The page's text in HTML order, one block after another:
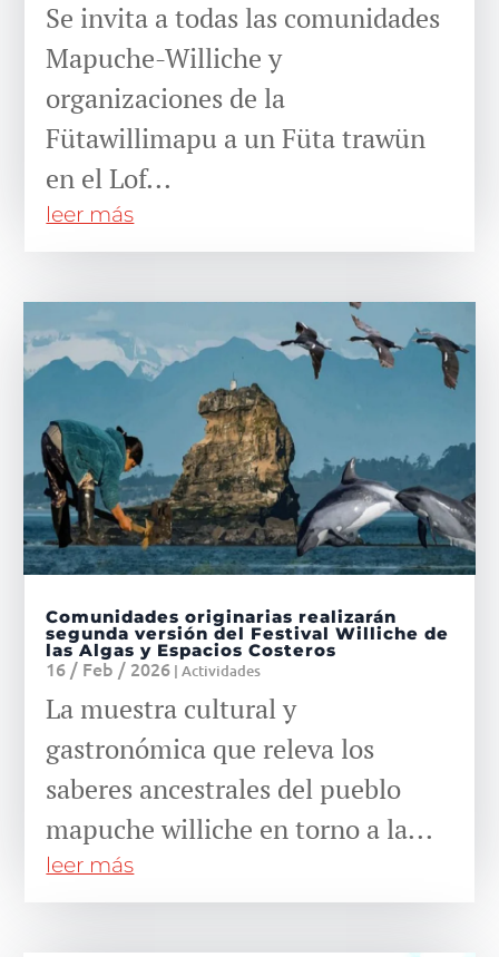
Se invita a todas las comunidades
Mapuche-Williche y
organizaciones de la
Fütawillimapu a un Füta trawün
en el Lof...
leer más
Comunidades originarias realizarán
segunda versión del Festival Williche de
las Algas y Espacios Costeros
16 / Feb / 2026 |Actividades
La muestra cultural y
gastronómica que releva los
saberes ancestrales del pueblo
mapuche williche en torno a la...
leer más